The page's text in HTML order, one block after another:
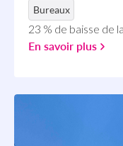
Bureaux
23 % de baisse de
En savoir plus